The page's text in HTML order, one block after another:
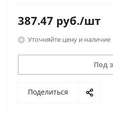
387.47 руб./шт
Уточняйте цену и наличие
Под
Поделиться